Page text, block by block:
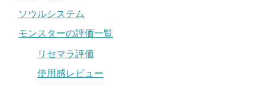
ソウルシステム
モンスターの評価一覧
リセマラ評価
使用感レビュー